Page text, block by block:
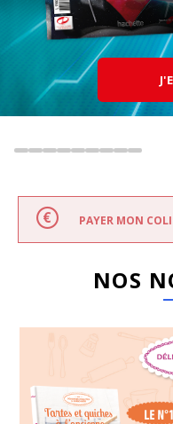
PAYER MON
NOS